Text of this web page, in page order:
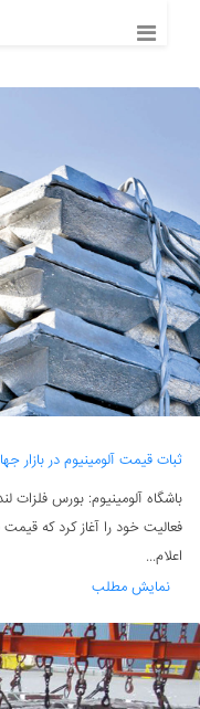
ثبات قیمت آلومینیوم در بازار جهانی
اعلام...
نمایش مطلب